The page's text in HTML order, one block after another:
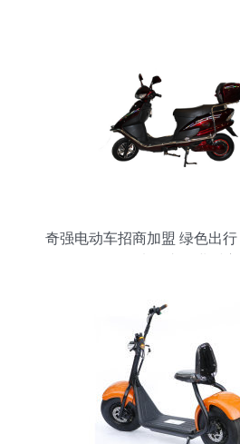
奇强电动车招商加盟 绿色出